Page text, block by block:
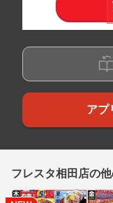
アプ
フレスタ相田店の